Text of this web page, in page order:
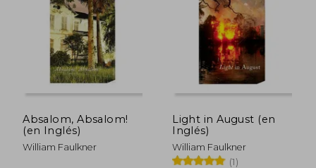
5%
dcto.
5%
dcto.
Absalom, Absalom!
(en Inglés)
William Faulkner
Light in August (en
Inglés)
William Faulkner
(1)